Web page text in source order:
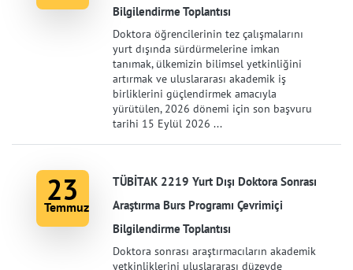
Bilgilendirme Toplantısı
Doktora öğrencilerinin tez çalışmalarını
yurt dışında sürdürmelerine imkan
tanımak, ülkemizin bilimsel yetkinliğini
artırmak ve uluslararası akademik iş
birliklerini güçlendirmek amacıyla
yürütülen, 2026 dönemi için son başvuru
tarihi 15 Eylül 2026 ...
23
Temmuz
TÜBİTAK 2219 Yurt Dışı Doktora Sonrası
Araştırma Burs Programı Çevrimiçi
Bilgilendirme Toplantısı
Doktora sonrası araştırmacıların akademik
yetkinliklerini uluslararası düzeyde